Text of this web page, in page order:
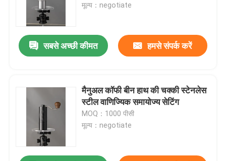
मूल्य：negotiate
सबसे अच्छी कीमत हमसे संपर्क करें
मैनुअल कॉफी बीन हाथ की चक्की स्टेनलेस
स्टील वाणिज्यिक समायोज्य सेटिंग
MOQ：1000 पीसी
मूल्य：negotiate